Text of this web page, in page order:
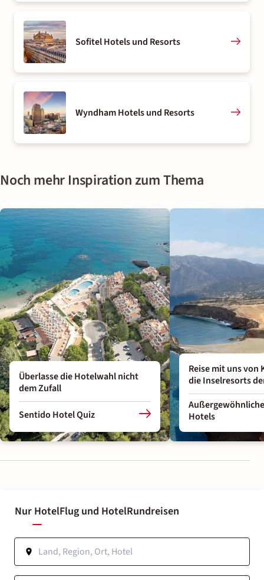
Sofitel Hotels und Resorts
Wyndham Hotels und Resorts
Noch mehr Inspiration zum Thema
Überlasse die Hotelwahl nicht
dem Zufall
Sentido Hotel Quiz
Reise mit uns von
die Inselresorts
Hotels
Nur HotelFlug und HotelRundreisen